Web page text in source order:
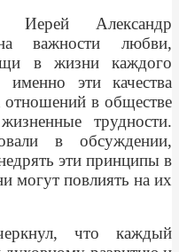
Александр
важности любви,
в жизни каждого
эти качества
отношений в обществе
трудности.
в обсуждении,
эти принципы в
могут повлиять на их
что каждый